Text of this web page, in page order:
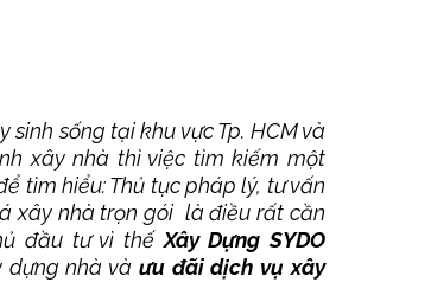
sống tại khu vực Tp. HCM và
xây nhà thì việc tìm kiếm một
tìm hiểu: Thủ tục pháp lý, tư vấn
xây nhà trọn gói là điều rất cần
đầu tư vì thế Xây Dựng SYDO
nhà và ưu đãi dịch vụ xây